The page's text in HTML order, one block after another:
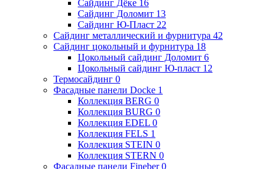
Сайдинг Дёке 16
Сайдинг Доломит 13
Сайдинг Ю-Пласт 22
Сайдинг металлический и фурнитура 42
Сайдинг цокольный и фурнитура 18
Цокольный сайдинг Доломит 6
Цокольный сайдинг Ю-пласт 12
Термосайдинг 0
Фасадные панели Docke 1
Коллекция BERG 0
Коллекция BURG 0
Коллекция EDEL 0
Коллекция FELS 1
Коллекция STEIN 0
Коллекция STERN 0
Фасадные панели Fineber0